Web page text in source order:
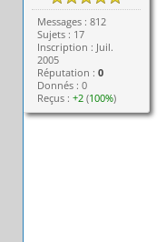
Messages : 812
Sujets : 17
Inscription : Juil.
2005
Réputation :0
Donnés : 0
Reçus :+2 (100%)